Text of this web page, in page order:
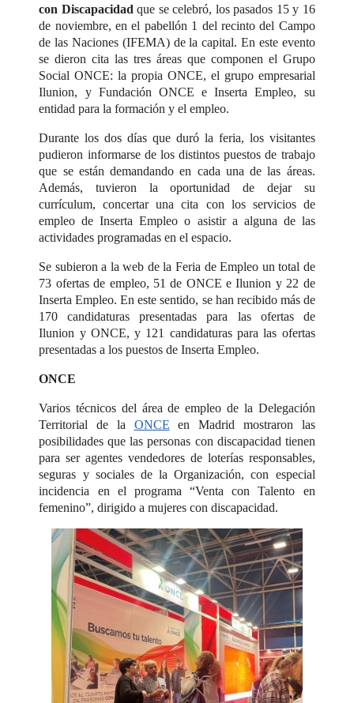
con Discapacidad que se celebró, los pasados 15 y 16
de noviembre, en el pabellón 1 del recinto del Campo
de las Naciones (IFEMA) de la capital. En este evento
se dieron cita las tres áreas que componen el Grupo
Social ONCE: la propia ONCE, el grupo empresarial
Ilunion, y Fundación ONCE e Inserta Empleo, su
entidad para la formación y el empleo.
Durante los dos días que duró la feria, los visitantes
pudieron informarse de los distintos puestos de trabajo
que se están demandando en cada una de las áreas.
Además, tuvieron la oportunidad de dejar su
currículum, concertar una cita con los servicios de
empleo de Inserta Empleo o asistir a alguna de las
actividades programadas en el espacio.
Se subieron a la web de la Feria de Empleo un total de
73 ofertas de empleo, 51 de ONCE e Ilunion y 22 de
Inserta Empleo. En este sentido, se han recibido más de
170 candidaturas presentadas para las ofertas de
Ilunion y ONCE, y 121 candidaturas para las ofertas
presentadas a los puestos de Inserta Empleo.
ONCE
Varios técnicos del área de empleo de la Delegación
Territorial de la ONCE en Madrid mostraron las
posibilidades que las personas con discapacidad tienen
para ser agentes vendedores de loterías responsables,
seguras y sociales de la Organización, con especial
incidencia en el programa “Venta con Talento en
femenino”, dirigido a mujeres con discapacidad.